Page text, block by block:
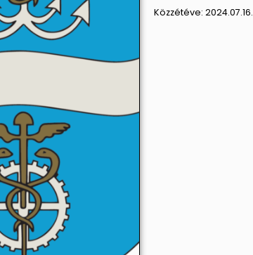
Közzétéve:2024.07.16.